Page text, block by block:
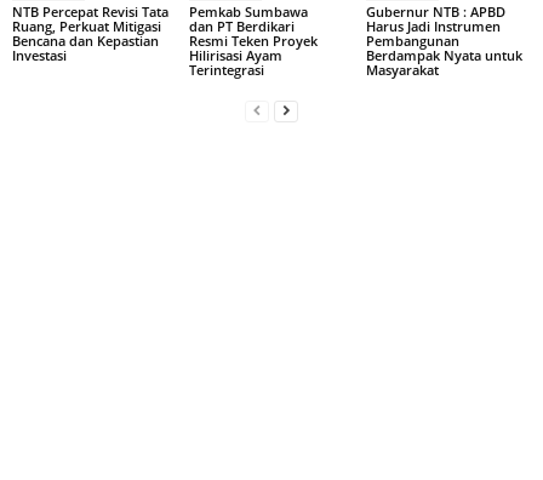
NTB Percepat Revisi Tata
Ruang, Perkuat Mitigasi
Bencana dan Kepastian
Investasi
Pemkab Sumbawa
dan PT Berdikari
Resmi Teken Proyek
Hilirisasi Ayam
Terintegrasi
Gubernur NTB : APBD
Harus Jadi Instrumen
Pembangunan
Berdampak Nyata untuk
Masyarakat